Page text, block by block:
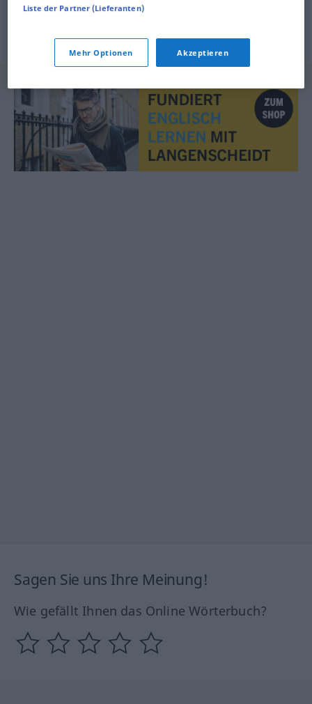
unreliable
© Princeton University
Sagen Sie uns Ihre Meinung!
Wie gefällt Ihnen das Online Wörterbuch?
Liste der Partner (Lieferanten)
Mehr Optionen Akzeptieren